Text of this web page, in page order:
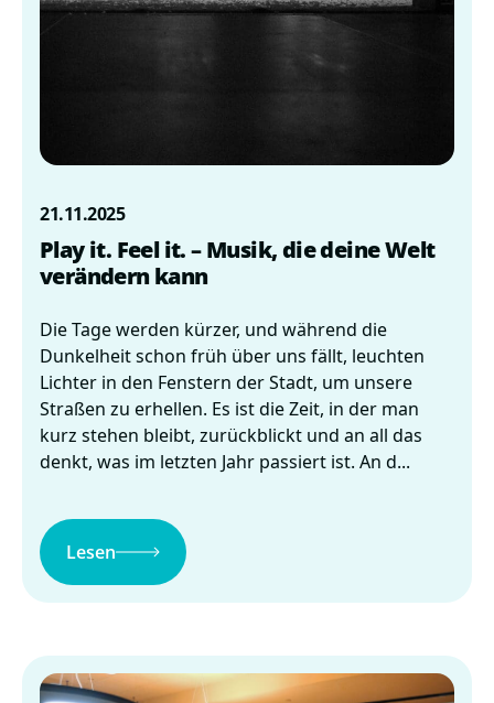
21.11.2025
Play it. Feel it. – Musik, die deine Welt
verändern kann
Die Tage werden kürzer, und während die
Dunkelheit schon früh über uns fällt, leuchten
Lichter in den Fenstern der Stadt, um unsere
Straßen zu erhellen. Es ist die Zeit, in der man
kurz stehen bleibt, zurückblickt und an all das
denkt, was im letzten Jahr passiert ist. An d...
Lesen